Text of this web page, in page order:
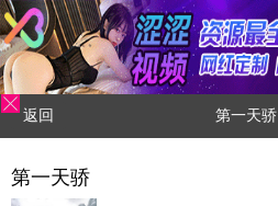
返回 第一天骄
第一天骄